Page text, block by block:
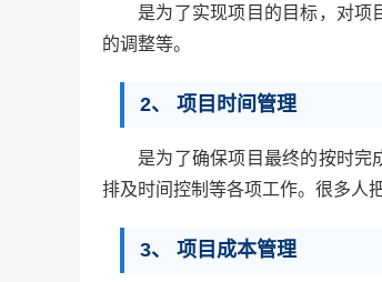
是为了实现项目的目标，对项
的调整等。
2、 项目时间管理
是为了确保项目最终的按时完
排及时间控制等各项工作。很多人
3、 项目成本管理